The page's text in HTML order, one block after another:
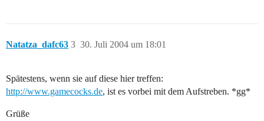
Natatza_dafc63 30. Juli 2004 um 18:01
3
Spätestens, wenn sie auf diese hier treffen:
http://www.gamecocks.de, ist es vorbei mit dem Aufstreben. *gg*
Grüße